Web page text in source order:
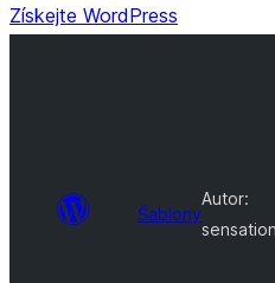
Získejte WordPress
Šablony
Autor: